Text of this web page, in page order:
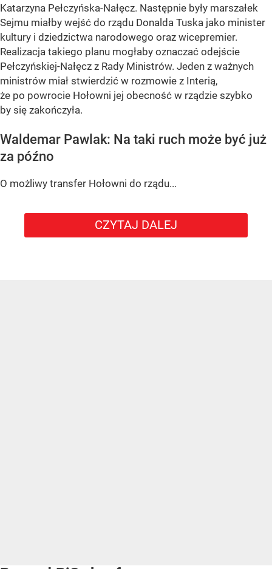
Katarzyna Pełczyńska-Nałęcz. Następnie były marszałek
Sejmu miałby wejść do rządu Donalda Tuska jako minister
kultury i dziedzictwa narodowego oraz wicepremier.
Realizacja takiego planu mogłaby oznaczać odejście
Pełczyńskiej-Nałęcz z Rady Ministrów. Jeden z ważnych
ministrów miał stwierdzić w rozmowie z Interią,
że po powrocie Hołowni jej obecność w rządzie szybko
by się zakończyła.
Waldemar Pawlak: Na taki ruch może być już
za późno
O możliwy transfer Hołowni do rządu...
CZYTAJ DALEJ